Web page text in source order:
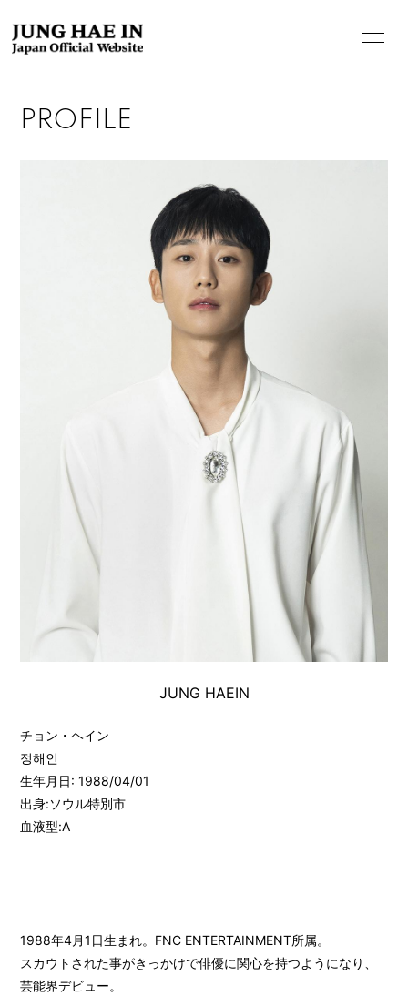
HOME
INFORMATION
PROFILE
BIOGRAPHY
MOVIE
STORE
PROFILE
JUNG HAEIN
チョン・ヘイン
정해인
生年月日: 1988/04/01
出身:ソウル特別市
血液型:A
1988年4月1日生まれ。FNC ENTERTAINMENT所属。
スカウトされた事がきっかけで俳優に関心を持つようになり、
芸能界デビュー。